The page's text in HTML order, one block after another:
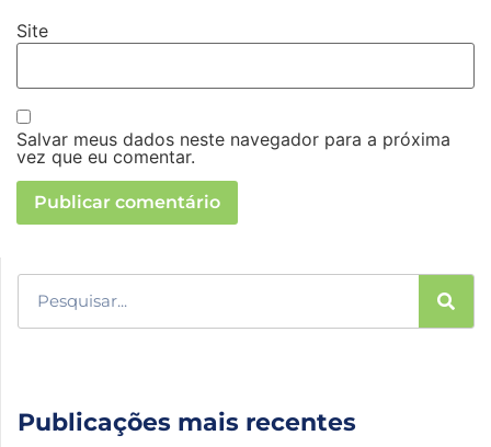
Site
Salvar meus dados neste navegador para a próxima
vez que eu comentar.
Publicações mais recentes